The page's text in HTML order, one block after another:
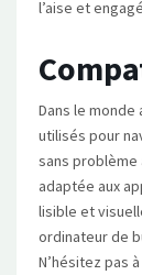
l’aise et
Dans le
utilisés pour
sans problème
adaptée aux
lisible et
ordinateur de
N’hésitez pas